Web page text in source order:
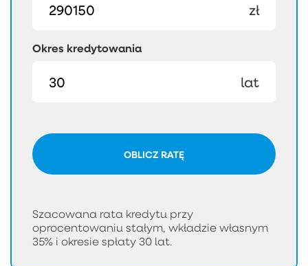
zł
Okres kredytowania
lat
OBLICZ RATĘ
Szacowana rata kredytu przy
oprocentowaniu stałym, wkładzie własnym
35% i okresie spłaty 30 lat.